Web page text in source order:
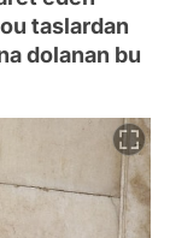
taslardan
dolanan bu